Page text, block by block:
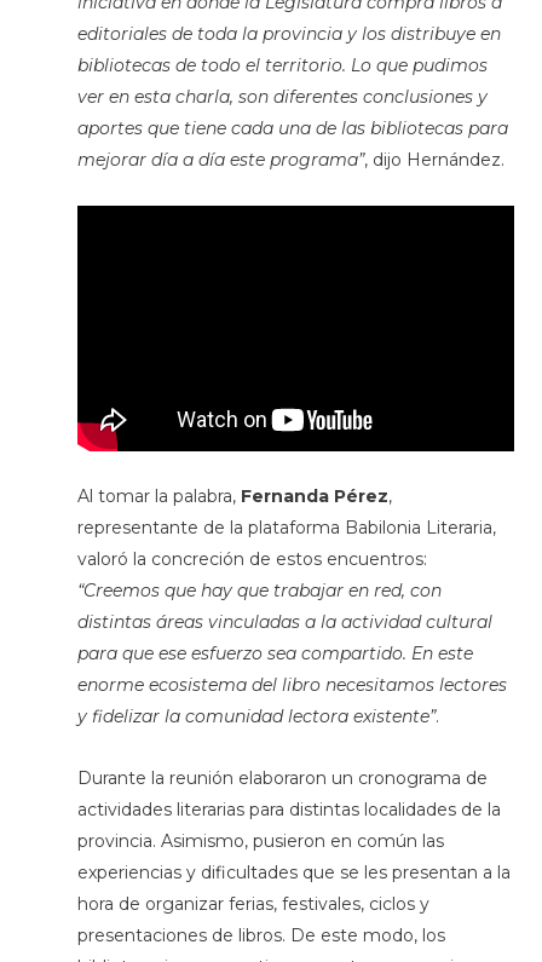
editoriales de toda la provincia y los distribuye en
bibliotecas de todo el territorio. Lo que pudimos
ver en esta charla, son diferentes conclusiones y
aportes que tiene cada una de las bibliotecas para
mejorar día a día este programa”, dijo Hernández.
Al tomar la palabra, Fernanda Pérez,
representante de la plataforma Babilonia Literaria,
valoró la concreción de estos encuentros:
“Creemos que hay que trabajar en red, con
distintas áreas vinculadas a la actividad cultural
para que ese esfuerzo sea compartido. En este
enorme ecosistema del libro necesitamos lectores
y fidelizar la comunidad lectora existente”.
Durante la reunión elaboraron un cronograma de
actividades literarias para distintas localidades de la
provincia. Asimismo, pusieron en común las
experiencias y dificultades que se les presentan a la
hora de organizar ferias, festivales, ciclos y
presentaciones de libros. De este modo, los